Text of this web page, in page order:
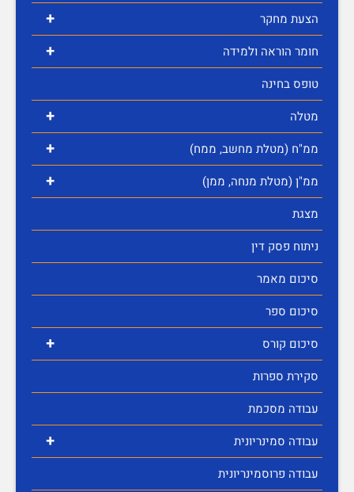
+ הצעת מחקר
+
חומר הוראה ולמידה
טופס בחינה
+ מטלה
+ ממ"ח (מטלת מחשב, ממח)
+
ממ"ן (מטלת מנחה, ממן)
מצגת
ניתוח פסק דין
סיכום מאמר
סיכום ספר
+
סיכום קורס
סקירת ספרות
עבודה מסכמת
+
עבודה סמינריונית
עבודה פרוסמינריונית